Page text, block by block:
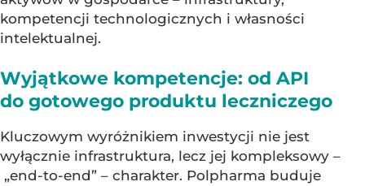
kompetencji technologicznych i własności
intelektualnej.
Wyjątkowe kompetencje: od API
do gotowego produktu leczniczego
Kluczowym wyróżnikiem inwestycji nie jest
wyłącznie infrastruktura, lecz jej kompleksowy –
„end-to-end” – charakter. Polpharma buduje